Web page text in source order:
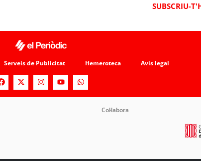
SUBSCRIU-
Serveis de Publicitat Hemeroteca Avís legal
Col·labora